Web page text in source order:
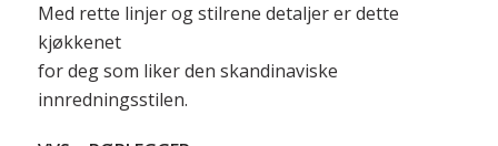
Med rette linjer og stilrene detaljer er dette
kjøkkenet
for deg som liker den skandinaviske
innredningsstilen.